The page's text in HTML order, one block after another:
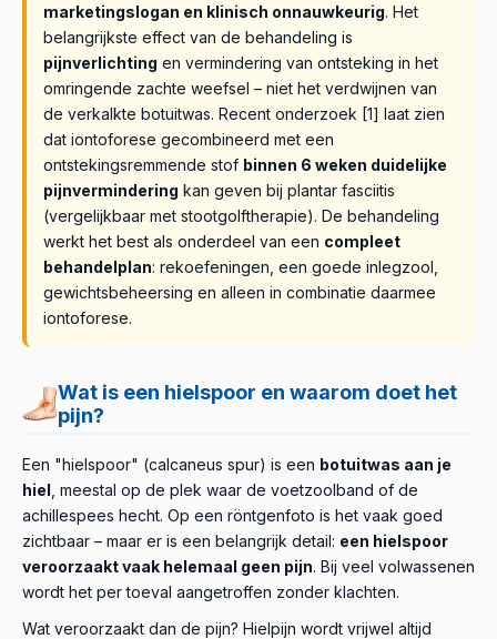
marketing­slogan en klinisch onnauwkeurig. Het
belangrijkste effect van de behandeling is
pijnverlichting en vermindering van ontsteking in het
omringende zachte weefsel – niet het verdwijnen van
de verkalkte botuitwas. Recent onderzoek [1] laat zien
dat iontoforese gecombineerd met een
ontstekingsremmende stof binnen 6 weken duidelijke
pijnvermindering kan geven bij plantar fasciitis
(vergelijkbaar met stootgolftherapie). De behandeling
werkt het best als onderdeel van een compleet
behandelplan: rekoefeningen, een goede inlegzool,
gewichtsbeheersing en alleen in combinatie daarmee
iontoforese.
Wat is een hielspoor en waarom doet het
pijn?
Een "hielspoor" (calcaneus spur) is een botuitwas aan je
hiel , meestal op de plek waar de voetzoolband of de
achillespees hecht. Op een röntgenfoto is het vaak goed
zichtbaar – maar er is een belangrijk detail: een hielspoor
veroorzaakt vaak helemaal geen pijn. Bij veel volwassenen
wordt het per toeval aangetroffen zonder klachten.
Wat veroorzaakt dan de pijn? Hielpijn wordt vrijwel altijd